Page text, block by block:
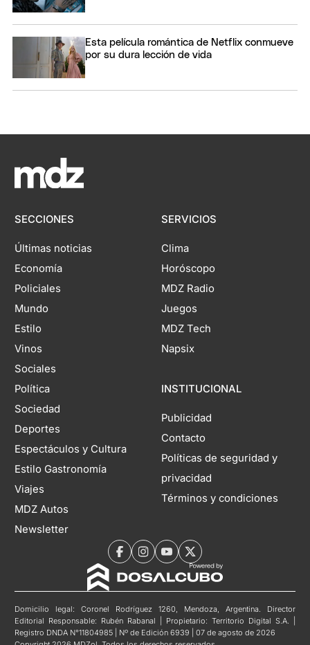
Esta película romántica de Netflix conmueve
por su dura lección de vida
SECCIONES
Últimas noticias
Economía
Policiales
Mundo
Estilo
Vinos
Sociales
Política
Sociedad
Deportes
Espectáculos y Cultura
Estilo Gastronomía
Viajes
MDZ Autos
Newsletter
SERVICIOS
Clima
Horóscopo
MDZ Radio
Juegos
MDZ Tech
Napsix
INSTITUCIONAL
Publicidad
Contacto
Políticas de seguridad y
privacidad
Términos y condiciones
Domicilio legal: Coronel Rodríguez 1260, Mendoza, Argentina. Director
Editorial Responsable: Rubén Rabanal | Propietario: Territorio Digital S.A. |
Registro DNDA N°11804985 | Nº de Edición 6939 | 07 de agosto de 2026